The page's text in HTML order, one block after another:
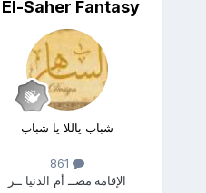
El-Saher Fantasy
شباب ياللا يا شباب
861
الإقامة:مصــ أم الدنيا ــر